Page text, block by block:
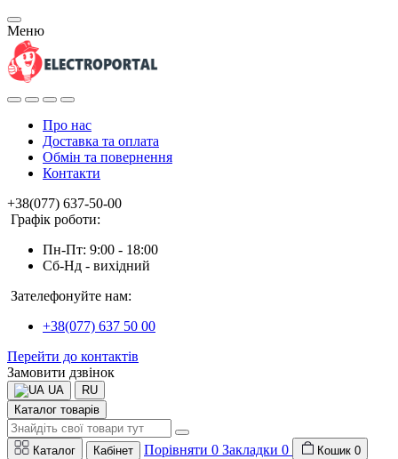
Меню
Про нас
Доставка та оплата
Обмін та повернення
Контакти
+38(077) 637-50-00
Графік роботи:
Пн-Пт: 9:00 - 18:00
Сб-Нд - вихідний
Зателефонуйте нам:
+38(077) 637 50 00
Перейти до контактів
Замовити дзвінок
UA
RU
Каталог товарів
Каталог Кабінет Порівняти 0 Закладки 0 Кошик 0